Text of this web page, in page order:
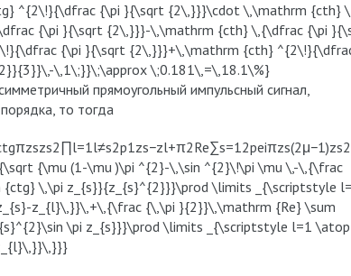
^{2\!}{\dfrac {\pi }{\sqrt {2\,}}}\cdot \,\mathrm {cth}
{\pi }{\sqrt {2\,}}}-\,\mathrm {cth} \,{\dfrac {\pi
{\pi }{\sqrt {2\,}}}+\,\mathrm {cth}
\,1\;}}\;\approx \;0.181\,=\,18.1\%}
прямоугольный импульсный сигнал,
то тогда
{\mu (1-\mu )\pi ^{2}-\,\sin ^{2}\!\pi \mu \,-\,{\frac
\,\pi z_{s}}{z_{s}^{2}}}\prod \limits _{\scriptstyle
z_{l}\,}}\,+\,{\frac {\,\pi }{2}}\,\mathrm {Re} \sum
\pi z_{s}}}\prod \limits _{\scriptstyle l=1 \atop